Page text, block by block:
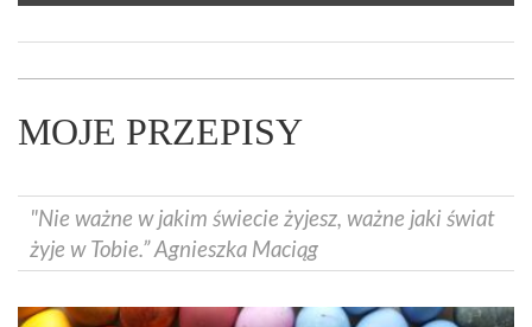
MOJE PRZEPISY
"Nie ważne w jakim świecie żyjesz, ważne jaki świat
żyje w Tobie.” Agnieszka Maciąg